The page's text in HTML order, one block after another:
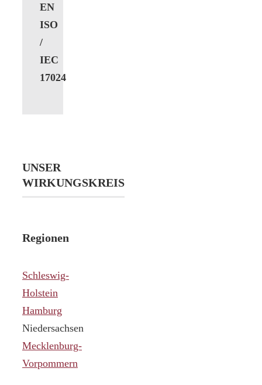
EN
ISO
/
IEC
17024
UNSER
WIRKUNGSKREIS
Regionen
Schleswig-
Holstein
Hamburg
Niedersachsen
Mecklenburg-
Vorpommern